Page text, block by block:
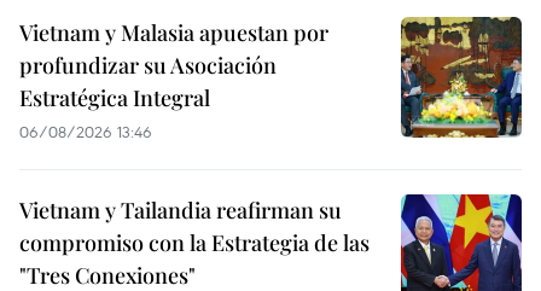
Vietnam y Malasia apuestan por
profundizar su Asociación
Estratégica Integral
06/08/2026 13:46
Vietnam y Tailandia reafirman su
compromiso con la Estrategia de las
"Tres Conexiones"